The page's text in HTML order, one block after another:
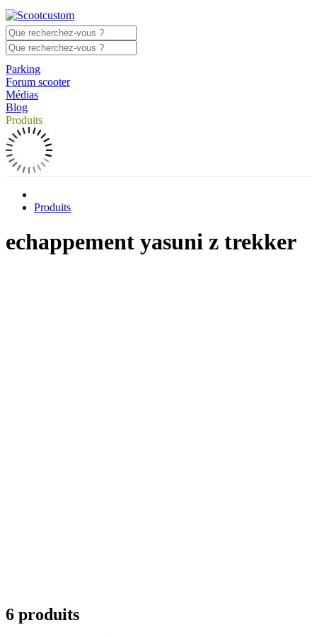
Parking
Forum scooter
Médias
Blog
Produits
Produits
echappement yasuni z trekker
6 produits